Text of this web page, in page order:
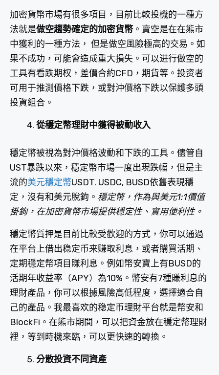
加密貨幣市場有很多項目，目前比較投機的一種方
法就是做空趨勢確定的加密貨幣。賣空是在在熊市
中獲利的一種方法， 但是做空風險極高的交易。如
果不成功，可能會造成重大損失。可以进行做空的
工具有看跌期权，差價合約CFD，期貨等。投资者
可用于推測價格下跌，或對沖價格下跌以保護多頭
投資組合。
從穩定幣理財中獲得被動收入
穩定幣被視為對沖價格波動和下跌的工具。儘管自
UST暴跌以來，穩定幣市場一度出現跌幅，但是主
流的美元穩定幣USDT. USDC, BUSD依舊表現穩
定，沒有和美元脫鉤。 穩定幣，作為與美元1:1價值
掛鉤，在加密貨幣市場提供穩定性、實用便利性。
穩定幣質押是目前比較受歡迎的方式，你可以通過
在平台上借出稳定币来赚取利息，或者購買活期、
定期穩定幣項目賺利息。例如幣安寶上有BUSD的
活期年收益率（APY）為10%。幣安有7種賺利息的
理財產品，你可以根據風險高低程度，選擇適合自
己的產品。我最喜欢的稳定币理財平台就是幣安和
BlockFi。在熊市期間，可以把資金放在穩定幣理財
裡，等到時機來臨，可以更快速的轉換。
分散投資不同資產